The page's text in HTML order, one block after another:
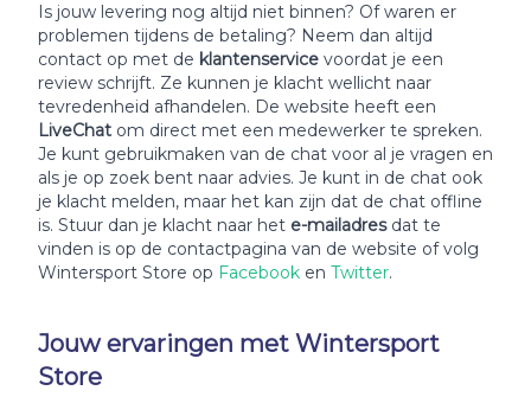
Is jouw levering nog altijd niet binnen? Of waren er
problemen tijdens de betaling? Neem dan altijd
contact op met de klantenservice voordat je een
review schrijft. Ze kunnen je klacht wellicht naar
tevredenheid afhandelen. De website heeft een
LiveChat om direct met een medewerker te spreken.
Je kunt gebruikmaken van de chat voor al je vragen en
als je op zoek bent naar advies. Je kunt in de chat ook
je klacht melden, maar het kan zijn dat de chat offline
is. Stuur dan je klacht naar het e-mailadresdat te
vinden is op de contactpagina van de website of volg
Wintersport Store op Facebook en Twitter.
Jouw ervaringen met Wintersport
Store